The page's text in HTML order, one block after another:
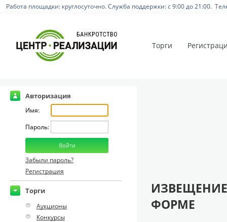
Работа площадки: круглосуточно. Служба поддержки: с 9:00 до 21:00.
Торги
Авторизация
Имя:
Пароль:
Забыли пароль?
Регистрация
Торги
Аукционы
Конкурсы
ФОРМЕ